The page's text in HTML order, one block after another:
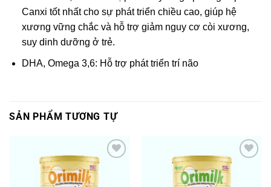
Canxi tốt nhất cho sự phát triển chiều cao, giúp hệ
xương vững chắc và hỗ trợ giảm nguy cơ còi xương,
suy dinh dưỡng ở trẻ.
DHA, Omega 3,6: Hỗ trợ phát triển trí não
SẢN PHẨM TƯƠNG TỰ